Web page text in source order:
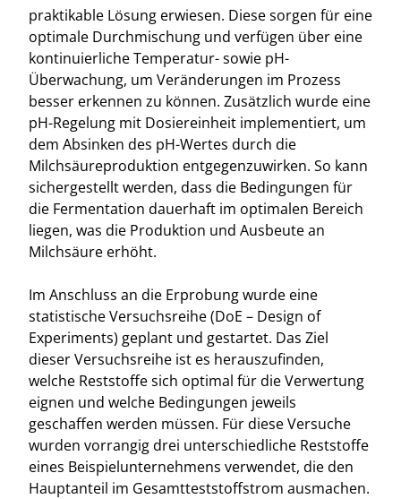
praktikable Lösung erwiesen. Diese sorgen für eine
optimale Durchmischung und verfügen über eine
kontinuierliche Temperatur- sowie pH-
Überwachung, um Veränderungen im Prozess
besser erkennen zu können. Zusätzlich wurde eine
pH-Regelung mit Dosiereinheit implementiert, um
dem Absinken des pH-Wertes durch die
Milchsäureproduktion entgegenzuwirken. So kann
sichergestellt werden, dass die Bedingungen für
die Fermentation dauerhaft im optimalen Bereich
liegen, was die Produktion und Ausbeute an
Milchsäure erhöht.
Im Anschluss an die Erprobung wurde eine
statistische Versuchsreihe (DoE – Design of
Experiments) geplant und gestartet. Das Ziel
dieser Versuchsreihe ist es herauszufinden,
welche Reststoffe sich optimal für die Verwertung
eignen und welche Bedingungen jeweils
geschaffen werden müssen. Für diese Versuche
wurden vorrangig drei unterschiedliche Reststoffe
eines Beispielunternehmens verwendet, die den
Hauptanteil im Gesamtteststoffstrom ausmachen.